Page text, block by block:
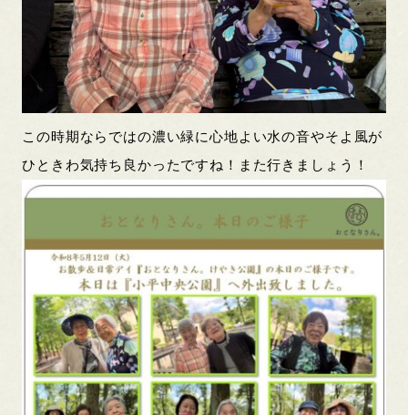
この時期ならではの濃い緑に心地よい水の音やそよ風が
ひときわ気持ち良かったですね！また行きましょう！